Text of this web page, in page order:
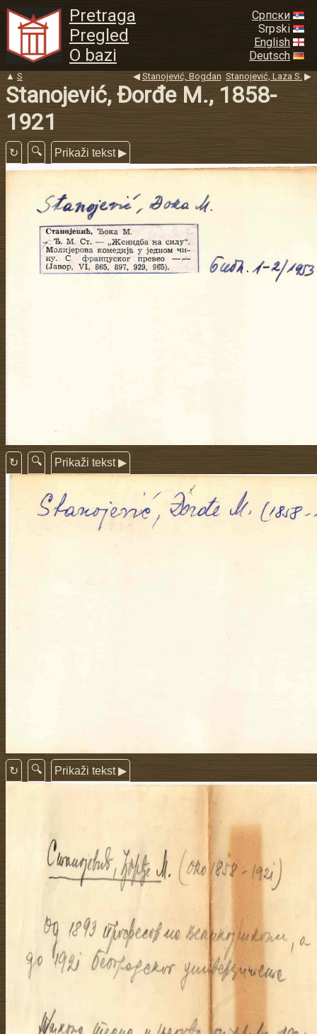
Pretraga
Pregled
O bazi
Српски
Srpski
English
Deutsch
▲ S ◀ Stanojević, Bogdan Stanojević, Laza S. ▶
Stanojević, Đorđe M., 1858-
1921